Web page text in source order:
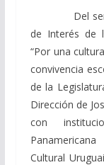
Del señor
de Interés de
“Por una
convivencia
de la
Dirección de
con
Cultural